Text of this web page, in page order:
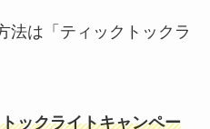
法は「ティックトックラ
ックライトキャンペー